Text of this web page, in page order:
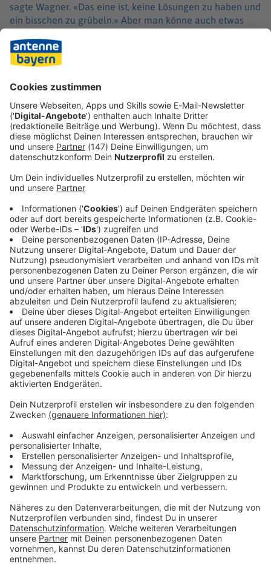
sagte Wagner. «Das eine ist, keine Lösungen zu haben und
ein bisschen zu grübeln.» Aber man könne auch etwas
Wagner betonte, sich weiter vor sein junges Team «quasi
als Schutzschild» stellen zu wollen. «Ich möchte, dass sie
sich unter meinem Deckmantel entwickeln können»,
Immer auf dem Laufenden
bleiben!
Verpass' nichts mehr - mit unserem kostenlosen
ANTENNE BAYERN Newsletter. Ob Nachrichten,
Lifestyle oder unsere neuesten Aktionen - wir
informieren dich.
Zum Newsletter anmelden
Du möchtest uns etwas sagen?